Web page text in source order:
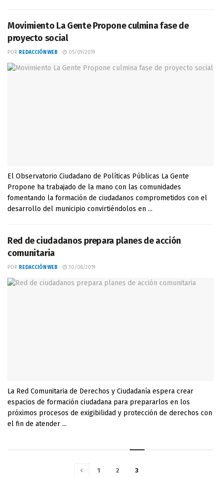
Movimiento La Gente Propone culmina fase de
proyecto social
POR REDACCIÓN WEB 05/09/2019
El Observatorio Ciudadano de Políticas Públicas La Gente
Propone ha trabajado de la mano con las comunidades
fomentando la formación de ciudadanos comprometidos con el
desarrollo del municipio convirtiéndolos en ...
Red de ciudadanos prepara planes de acción
comunitaria
POR REDACCIÓN WEB 30/08/2019
La Red Comunitaria de Derechos y Ciudadanía espera crear
espacios de formación ciudadana para prepararlos en los
próximos procesos de exigibilidad y protección de derechos con
el fin de atender ...
1 2 3